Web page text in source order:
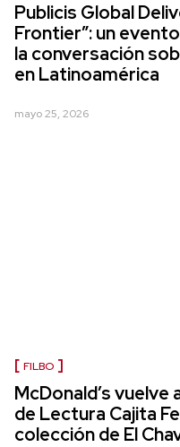
Publicis Global
Frontier”: un
la conversación
en Latinoamérica
mayo 25, 2026
FILBO
McDonald’s vuelve
de Lectura Cajita
colección de El